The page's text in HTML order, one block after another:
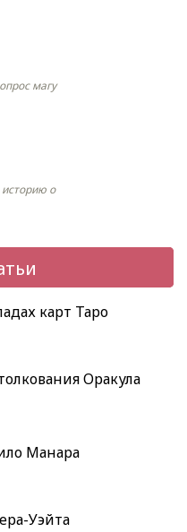
магу
о
карт Таро
Оракула
Манара
Уэйта